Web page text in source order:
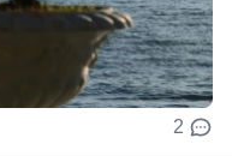
2